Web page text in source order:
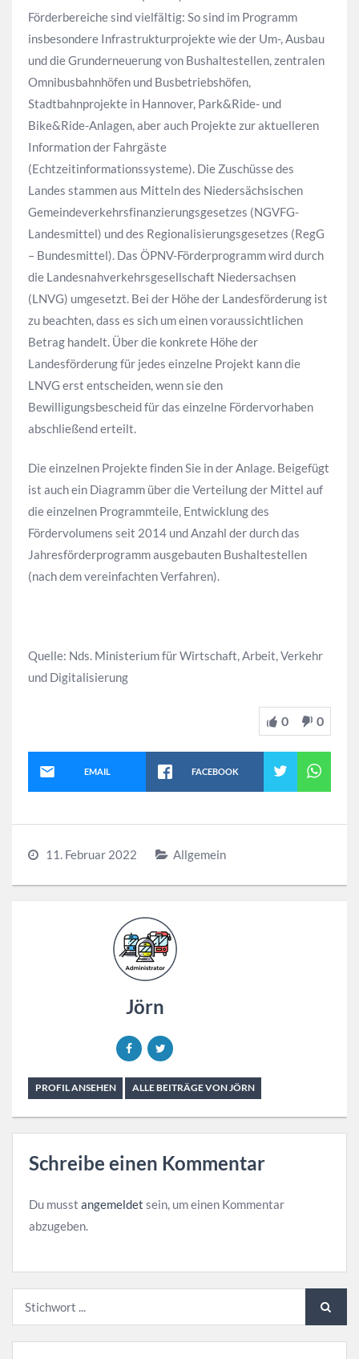
Förderbereiche sind vielfältig: So sind im Programm
insbesondere Infrastrukturprojekte wie der Um-, Ausbau
und die Grunderneuerung von Bushaltestellen, zentralen
Omnibusbahnhöfen und Busbetriebshöfen,
Stadtbahnprojekte in Hannover, Park&Ride- und
Bike&Ride-Anlagen, aber auch Projekte zur aktuelleren
Information der Fahrgäste
(Echtzeitinformationssysteme). Die Zuschüsse des
Landes stammen aus Mitteln des Niedersächsischen
Gemeindeverkehrsfinanzierungsgesetzes (NGVFG-
Landesmittel) und des Regionalisierungsgesetzes (RegG
– Bundesmittel). Das ÖPNV-Förderprogramm wird durch
die Landesnahverkehrsgesellschaft Niedersachsen
(LNVG) umgesetzt. Bei der Höhe der Landesförderung ist
zu beachten, dass es sich um einen voraussichtlichen
Betrag handelt. Über die konkrete Höhe der
Landesförderung für jedes einzelne Projekt kann die
LNVG erst entscheiden, wenn sie den
Bewilligungsbescheid für das einzelne Fördervorhaben
abschließend erteilt.
Die einzelnen Projekte finden Sie in der Anlage. Beigefügt
ist auch ein Diagramm über die Verteilung der Mittel auf
die einzelnen Programmteile, Entwicklung des
Fördervolumens seit 2014 und Anzahl der durch das
Jahresförderprogramm ausgebauten Bushaltestellen
(nach dem vereinfachten Verfahren).
Quelle: Nds. Ministerium für Wirtschaft, Arbeit, Verkehr
und Digitalisierung
0 0
EMAIL FACEBOOK
11. Februar 2022 Allgemein
Jörn
PROFIL ANSEHEN ALLE BEITRÄGE VON JÖRN
Schreibe einen Kommentar
Du musst angemeldet sein, um einen Kommentar
abzugeben.